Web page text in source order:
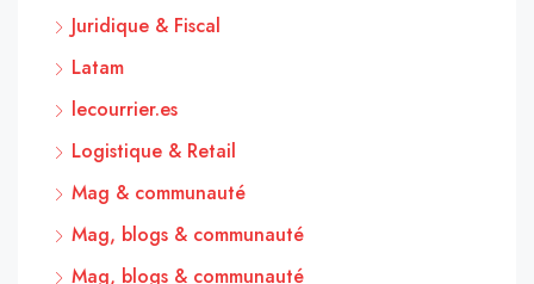
Juridique & Fiscal
Latam
lecourrier.es
Logistique & Retail
Mag & communauté
Mag, blogs & communauté
Mag, blogs & communauté